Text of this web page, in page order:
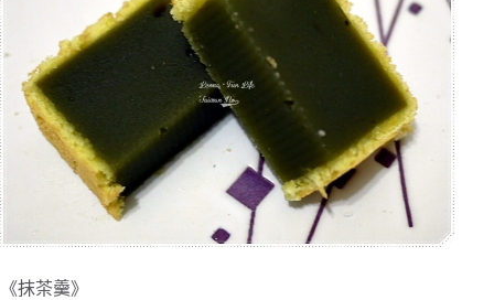
《抹茶羹》